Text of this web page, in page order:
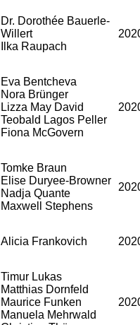
Dr. Dorothée Bauerle-
Willert
Ilka Raupach
Eva Bentcheva
Nora Brünger
Lizza May David
Teobald Lagos Peller
Fiona McGovern
Tomke Braun
Elise Duryee-Browner
Nadja Quante
Maxwell Stephens
Alicia Frankovich
Timur Lukas
Matthias Dornfeld
Maurice Funken
Manuela Mehrwald